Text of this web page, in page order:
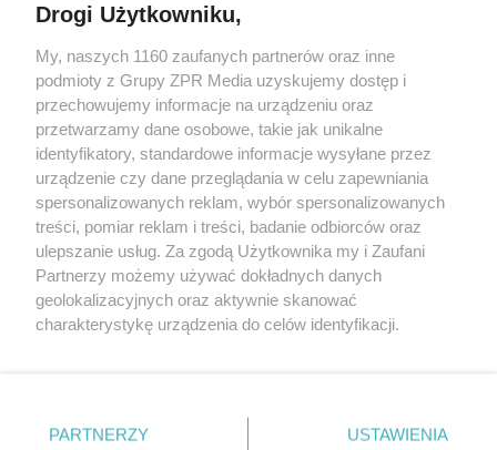
Żaden utwór zamieszczony w serwisie nie może być powielany i
rozpowszechniany lub dalej rozpowszechniany w jakikolwiek sposób (w
tym także elektroniczny lub mechaniczny) na jakimkolwiek polu
eksploatacji w jakiejkolwiek formie, włącznie z umieszczaniem w
Internecie bez pisemnej zgody właściciela praw. Jakiekolwiek użycie lub
wykorzystanie utworów w całości lub w części z naruszeniem prawa,
tzn. bez właściwej zgody, jest zabronione pod groźbą kary i może być
ścigane prawnie.
Drogi Użytkowniku,
My, naszych 1160 zaufanych partnerów oraz inne
podmioty z Grupy ZPR Media uzyskujemy dostęp i
przechowujemy informacje na urządzeniu oraz
przetwarzamy dane osobowe, takie jak unikalne
identyfikatory, standardowe informacje wysyłane przez
urządzenie czy dane przeglądania w celu zapewniania
spersonalizowanych reklam, wybór spersonalizowanych
treści, pomiar reklam i treści, badanie odbiorców oraz
ulepszanie usług. Za zgodą Użytkownika my i Zaufani
Partnerzy możemy używać dokładnych danych
geolokalizacyjnych oraz aktywnie skanować
charakterystykę urządzenia do celów identyfikacji.
zmienić/wycofać klikając przycisk ustawień prywatności
PARTNERZY USTAWIENIA